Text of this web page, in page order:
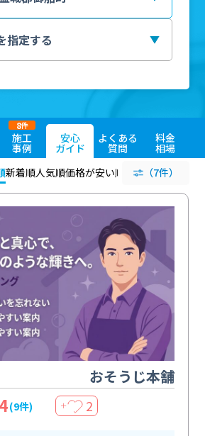
施工
事例
8件
安心
ガイド
よくある
質問
料金
相場
新着順人気順価格が安い順 評価が高い順
（7件）
おそうじ本舗
(9件) ＋ 2